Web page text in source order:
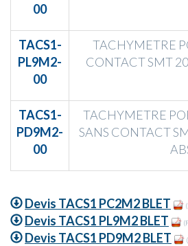
00
TACS1-
PL9M2-
00
TACHYMETRE
CONTACT SMT
TACS1-
PD9M2-
00
TACHYMETRE
SANS CONTACT
Devis TACS1 PC2M2 BLET
Devis TACS1 PL9M2 BLET
Devis TACS1 PD9M2 BLET